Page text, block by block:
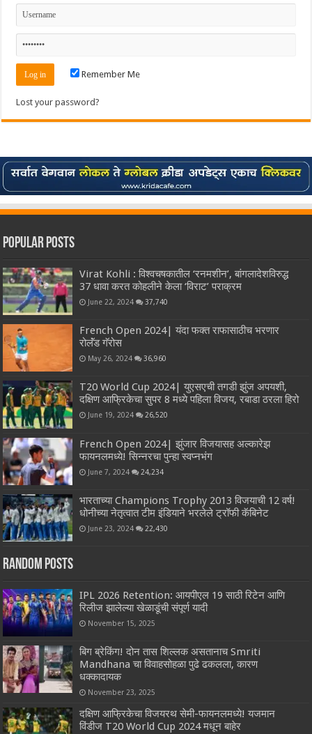
Remember Me
Lost your password?
Popular Posts
Virat Kohli : विश्वचषकातील ‘रनमशीन’, बांगलादेशविरुद्ध
37 धावा करत कोहलीने केला ‘विराट’ पराक्रम
June 22, 2024 37,740
French Open 2024| यंदा फक्त राफासाठीच भरणार
रोलॅंड गॅरोस
May 26, 2024 36,960
T20 World Cup 2024| युएसएची तगडी झुंज अपयशी,
दक्षिण आफ्रिकेचा सुपर 8 मध्ये पहिला विजय, रबाडा ठरला हिरो
June 19, 2024 26,520
French Open 2024| झुंजार विजयासह अल्कारेझ
फायनलमध्ये! सिन्नरचा पुन्हा स्वप्नभंग
June 7, 2024 24,234
भारताच्या Champions Trophy 2013 विजयाची 12 वर्ष!
धोनीच्या नेतृत्वात टीम इंडियाने भरलेले ट्रॉफी कॅबिनेट
June 23, 2024 22,430
Random Posts
IPL 2026 Retention: आयपीएल 19 साठी रिटेन आणि
रिलीज झालेल्या खेळाडूंची संपूर्ण यादी
November 15, 2025
बिग ब्रेकिंग! दोन तास शिल्लक असतानाच Smriti
Mandhana चा विवाहसोहळा पुढे ढकलला, कारण
धक्कादायक
November 23, 2025
दक्षिण आफ्रिकेचा विजयरथ सेमी-फायनलमध्ये! यजमान
विंडीज T20 World Cup 2024 मधून बाहेर